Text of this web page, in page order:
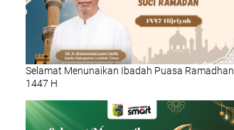
Selamat Menunaikan Ibadah Puasa Ramadhan
1447 H